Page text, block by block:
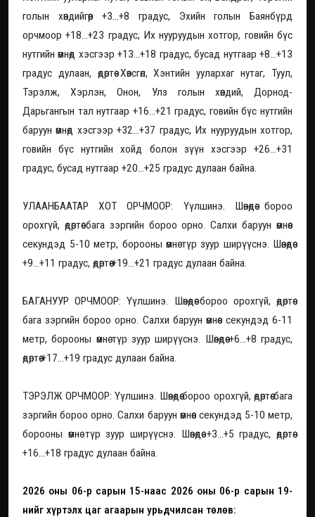
голын хөндийгөөр +3...+8 градус, Эхийн голын Баянбүрд
орчмоор +18...+23 градус, Их нууруудын хотгор, говийн бүс
нутгийн өмнөд хэсгээр +13...+18 градус, бусад нутгаар +8...+13
градус дулаан, өдөртөө Хөвсгөл, Хэнтийн уулархаг нутаг, Туул,
Тэрэлж, Хэрлэн, Онон, Улз голын хөндий, Дорнод-
Дарьгангын тал нутгаар +16...+21 градус, говийн бүс нутгийн
баруун өмнөд хэсгээр +32...+37 градус, Их нууруудын хотгор,
говийн бүс нутгийн хойд болон зүүн хэсгээр +26...+31
градус, бусад нутгаар +20...+25 градус дулаан байна.
УЛААНБААТАР ХОТ ОРЧМООР: Үүлшинэ. Шөнөдөө бороо
орохгүй, өдөртөө бага зэргийн бороо орно. Салхи баруун өмнөөс
секундэд 5-10 метр, борооны өмнө түр зуур ширүүснэ. Шөнөдөө
+9...+11 градус, өдөртөө +19...+21 градус дулаан байна.
БАГАНУУР ОРЧМООР: Үүлшинэ. Шөнөдөө бороо орохгүй, өдөртөө
бага зэргийн бороо орно. Салхи баруун өмнөөс секундэд 6-11
метр, борооны өмнө түр зуур ширүүснэ. Шөнөдөө +6...+8 градус,
өдөртөө +17...+19 градус дулаан байна.
ТЭРЭЛЖ ОРЧМООР: Үүлшинэ. Шөнөдөө бороо орохгүй, өдөртөө бага
зэргийн бороо орно. Салхи баруун өмнөөс секундэд 5-10 метр,
борооны өмнө түр зуур ширүүснэ. Шөнөдөө +3...+5 градус, өдөртөө
+16...+18 градус дулаан байна.
2026 оны 06-р сарын 15-наас 2026 оны 06-р сарын 19-
нийг хүртэлх цаг агаарын урьдчилсан төлөв: